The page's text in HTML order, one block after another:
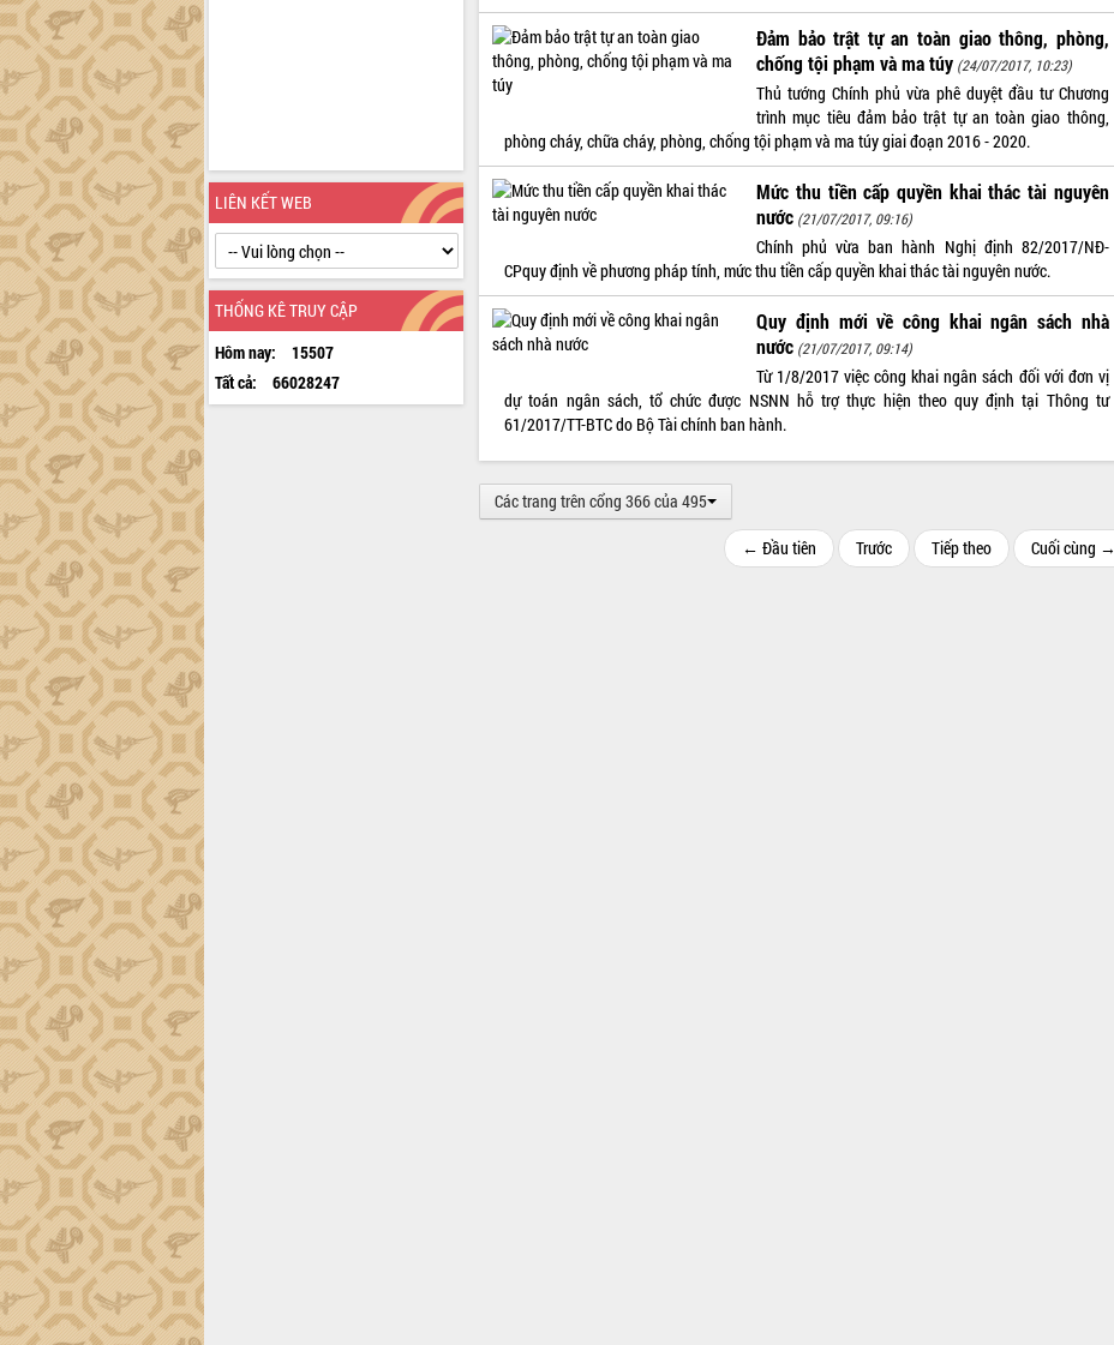
LIÊN KẾT WEB
THỐNG KÊ TRUY CẬP
Hôm nay:
15507
Tất cả:
66028247
Đảm bảo trật tự an toàn giao thông, phòng,
chống tội phạm và ma túy (24/07/2017, 10:23)
Thủ tướng Chính phủ vừa phê duyệt đầu tư Chương
trình mục tiêu đảm bảo trật tự an toàn giao thông,
phòng cháy, chữa cháy, phòng, chống tội phạm và ma túy giai đoạn 2016 - 2020.
Mức thu tiền cấp quyền khai thác tài nguyên
nước (21/07/2017, 09:16)
Chính phủ vừa ban hành Nghị định 82/2017/NĐ-
CPquy định về phương pháp tính, mức thu tiền cấp quyền khai thác tài nguyên nước.
Quy định mới về công khai ngân sách nhà
nước (21/07/2017, 09:14)
Từ 1/8/2017 việc công khai ngân sách đối với đơn vị
dự toán ngân sách, tổ chức được NSNN hỗ trợ thực hiện theo quy định tại Thông tư
61/2017/TT-BTC do Bộ Tài chính ban hành.
Các trang trên cổng 366 của 495
← Đầu tiên Trước Tiếp theo Cuối cùng →